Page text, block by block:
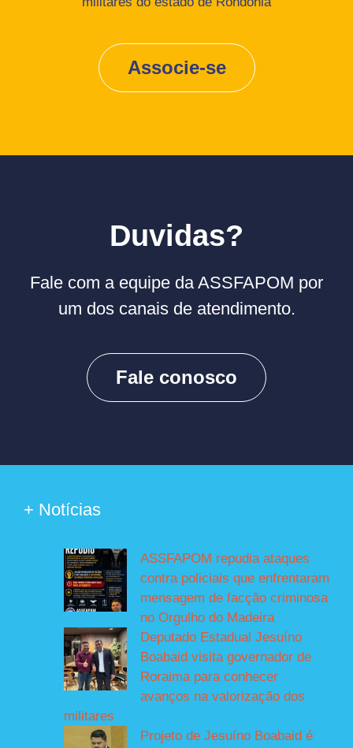
Associe-se
Duvidas?
Fale com a equipe da ASSFAPOM por
um dos canais de atendimento.
Fale conosco
+ Notícias
ASSFAPOM repudia ataques
contra policiais que enfrentaram
mensagem de facção criminosa
no Orgulho do Madeira
Deputado Estadual Jesuíno
Boabaid visita governador de
Roraima para conhecer
avanços na valorização dos
militares
Projeto de Jesuíno Boabaid é